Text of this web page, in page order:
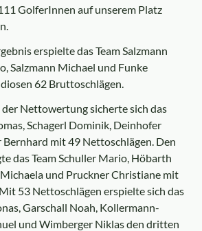
GolferInnen auf unserem Platz
erspielte das Team Salzmann
Salzmann Michael und Funke
62 Bruttoschlägen.
Nettowertung sicherte sich das
Schagerl Dominik, Deinhofer
Bernhard mit 49 Nettoschlägen. Den
das Team Schuller Mario, Höbarth
Michaela und Pruckner Christiane mit
53 Nettoschlägen erspielte sich das
Garschall Noah, Kollermann-
und Wimberger Niklas den dritten